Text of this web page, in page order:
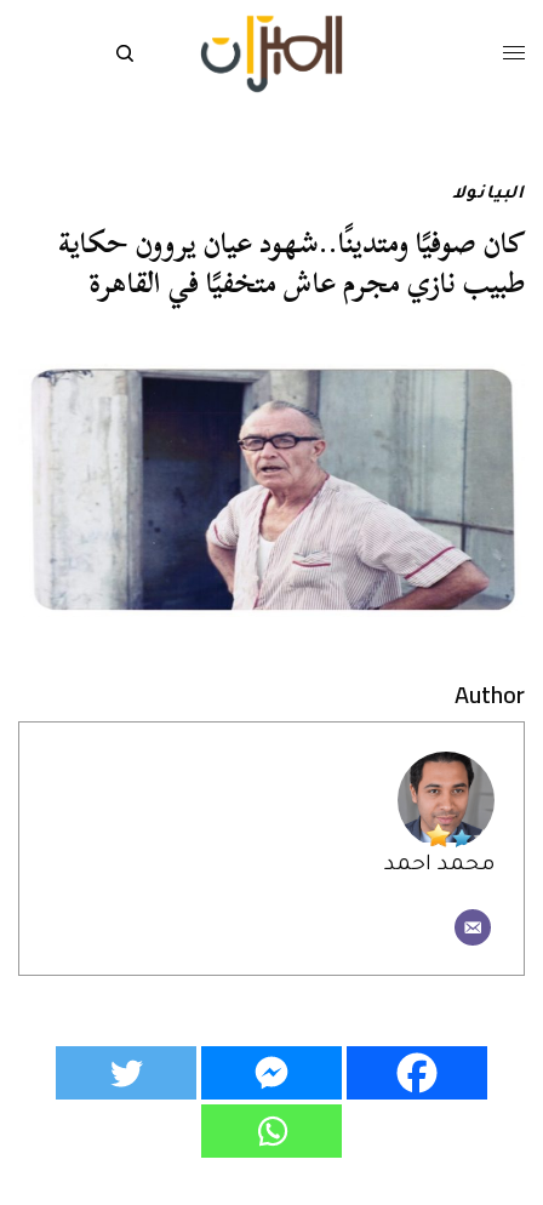
البيانولا
كان صوفيًا ومتدينًا..شهود عيان يروون حكاية
طبيب نازي مجرم عاش متخفيًا في القاهرة
Author
محمد احمد